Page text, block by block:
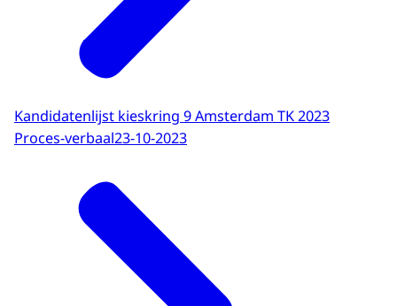
Kandidatenlijst kieskring 9 Amsterdam TK 2023
Proces-verbaal23-10-2023